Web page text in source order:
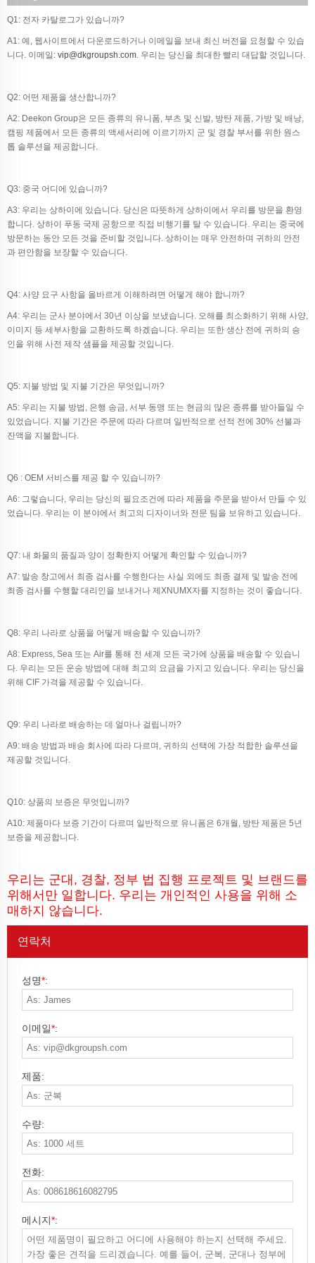
Q1: 전자 카탈로그가 있습니까?
A1: 예, 웹사이트에서 다운로드하거나 이메일을 보내 최신 버전을 요청할 수 있습
니다. 이메일: vip@dkgroupsh.com. 우리는 당신을 최대한 빨리 대답할 것입니다.
Q2: 어떤 제품을 생산합니까?
A2: Deekon Group은 모든 종류의 유니폼, 부츠 및 신발, 방탄 제품, 가방 및 배낭,
캠핑 제품에서 모든 종류의 액세서리에 이르기까지 군 및 경찰 부서를 위한 원스
톱 솔루션을 제공합니다.
Q3: 중국 어디에 있습니까?
A3: 우리는 상하이에 있습니다. 당신은 따뜻하게 상하이에서 우리를 방문을 환영
합니다. 상하이 푸동 국제 공항으로 직접 비행기를 탈 수 있습니다. 우리는 중국에
방문하는 동안 모든 것을 준비할 것입니다. 상하이는 매우 안전하며 귀하의 안전
과 편안함을 보장할 수 있습니다.
Q4: 사양 요구 사항을 올바르게 이해하려면 어떻게 해야 합니까?
A4: 우리는 군사 분야에서 30년 이상을 보냈습니다. 오해를 최소화하기 위해 사양,
이미지 등 세부사항을 교환하도록 하겠습니다. 우리는 또한 생산 전에 귀하의 승
인을 위해 사전 제작 샘플을 제공할 것입니다.
Q5: 지불 방법 및 지불 기간은 무엇입니까?
A5: 우리는 지불 방법, 은행 송금, 서부 동맹 또는 현금의 많은 종류를 받아들일 수
있었습니다. 지불 기간은 주문에 따라 다르며 일반적으로 선적 전에 30% 선불과
잔액을 지불합니다.
Q6 : OEM 서비스를 제공 할 수 있습니까?
A6: 그렇습니다, 우리는 당신의 필요조건에 따라 제품을 주문을 받아서 만들 수 있
었습니다. 우리는 이 분야에서 최고의 디자이너와 전문 팀을 보유하고 있습니다.
Q7: 내 화물의 품질과 양이 정확한지 어떻게 확인할 수 있습니까?
A7: 발송 창고에서 최종 검사를 수행한다는 사실 외에도 최종 결제 및 발송 전에
최종 검사를 수행할 대리인을 보내거나 제XNUMX자를 지정하는 것이 좋습니다.
Q8: 우리 나라로 상품을 어떻게 배송할 수 있습니까?
A8: Express, Sea 또는 Air를 통해 전 세계 모든 국가에 상품을 배송할 수 있습니
다. 우리는 모든 운송 방법에 대해 최고의 요금을 가지고 있습니다. 우리는 당신을
위해 CIF 가격을 제공할 수 있습니다.
Q9: 우리 나라로 배송하는 데 얼마나 걸립니까?
A9: 배송 방법과 배송 회사에 따라 다르며, 귀하의 선택에 가장 적합한 솔루션을
제공할 것입니다.
Q10: 상품의 보증은 무엇입니까?
A10: 제품마다 보증 기간이 다르며 일반적으로 유니폼은 6개월, 방탄 제품은 5년
보증을 제공합니다.
우리는 군대, 경찰, 정부 법 집행 프로젝트 및 브랜드를
위해서만 일합니다. 우리는 개인적인 사용을 위해 소
매하지 않습니다.
연락처
성명*:
이메일*:
제품:
수량:
전화:
메시지*: